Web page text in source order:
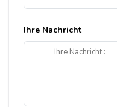
Ihre Nachricht